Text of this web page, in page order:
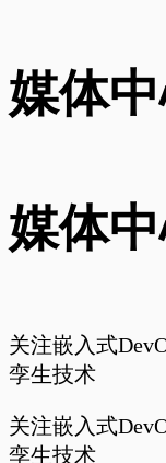
媒体
媒体
关注嵌入式
孪生技术
关注嵌入式
孪生技术